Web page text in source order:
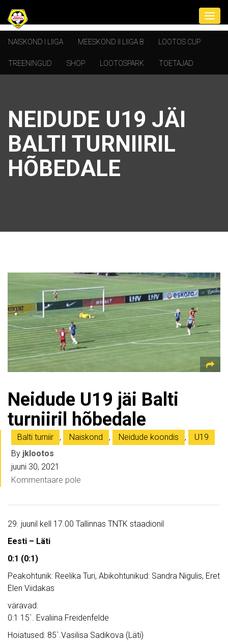
NAISKOND I LIIGA MEESKOND II LIIGA B LOOTOS CUP
TREENINGUD SHOP LOOTOSPARK TOETAJAD
NEIDUDE U19 JÄI
BALTI TURNIIRIL
HÕBEDALE
Neidude U19 jäi Balti
turniiril hõbedale
Balti turniir , Naiskond , Neidude koondis ,
U19
By jklootos
juuni 30, 2021
Kommentaare pole
29. juunil kell 17.00 Tallinnas TNTK staadionil
Eesti – Läti
0:1 (0:1)
Peakohtunik: Reelika Turi, Abikohtunikud: Sandra Nigulis, Eret
Elen Viidakas
väravad:
0:1 15`. Evaliina Freidenfelde
Hoiatused: 85`.Vasilisa Sadikova (Läti)